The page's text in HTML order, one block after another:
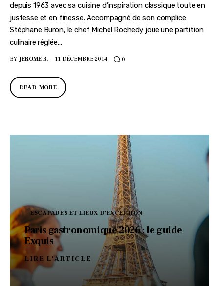
depuis 1963 avec sa cuisine d’inspiration classique toute en
justesse et en finesse. Accompagné de son complice
Stéphane Buron, le chef Michel Rochedy joue une partition
culinaire réglée…
BY JEROME B. 11 DÉCEMBRE 2014 0
READ MORE
ESCAPADES ET LIEUX D'EXCEPTION
Paris gastronomique 2026 : le guide
Exquis
LIRE L'ARTICLE